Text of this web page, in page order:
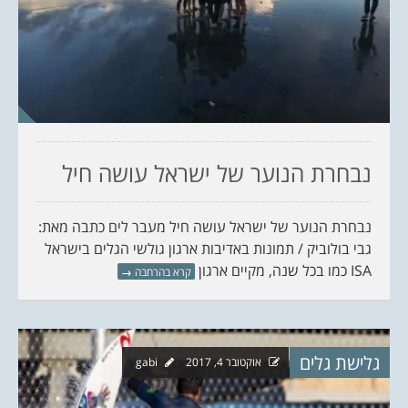
נבחרת הנוער של ישראל עושה חיל
נבחרת הנוער של ישראל עושה חיל מעבר לים כתבה מאת:
גבי בולוביק / תמונות באדיבות ארגון גולשי הגלים בישראל
ISA כמו בכל שנה, מקיים ארגון
קרא בהרחבה →
גלישת גלים אוקטובר 4, 2017 gabi